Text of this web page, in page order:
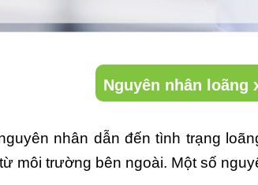
Nguyên nhân
nhân dẫn đến tình trạng
môi trường bên ngoài. Một số